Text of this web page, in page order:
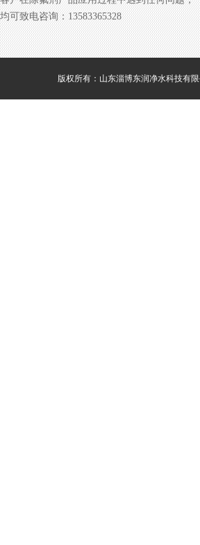
均可致电咨询：13583365328
版权所有：山东淄博东润净水科技有限